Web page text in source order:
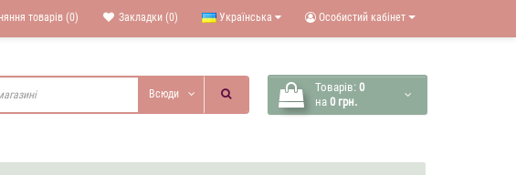
Особистий кабінет
Українська
Закладки (0)
товарів (0)
Товарів: 0
на 0 грн.
Всюди